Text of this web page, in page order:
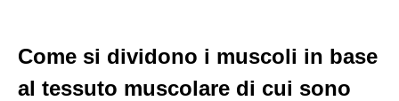
Come si dividono i muscoli in base
al tessuto muscolare di cui sono